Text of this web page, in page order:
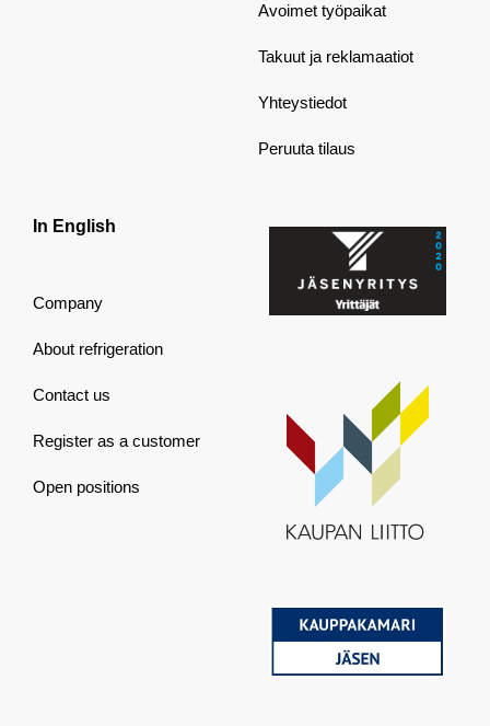
Avoimet työpaikat
Takuut ja reklamaatiot
Yhteystiedot
Peruuta tilaus
In English
Company
About refrigeration
Contact us
Register as a customer
Open positions